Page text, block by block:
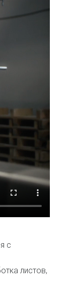
с
листов,